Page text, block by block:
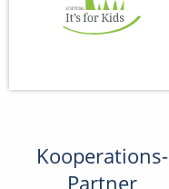
Kooperations-
Partner